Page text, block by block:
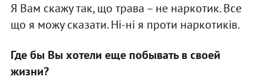
Я Вам скажу так, що трава – не наркотик. Все
що я можу сказати. Ні-ні я проти наркотиків.
Где бы Вы хотели еще побывать в своей
жизни?